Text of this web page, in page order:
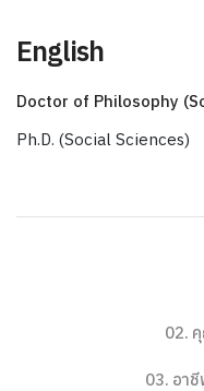
English
Doctor of Philosophy
Ph.D. (Social Sciences)
อาชี